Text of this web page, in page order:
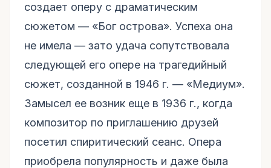
создает оперу с драматическим
сюжетом — «Бог острова». Успеха она
не имела — зато удача сопутствовала
следующей его опере на трагедийный
сюжет, созданной в 1946 г. — «Медиум».
Замысел ее возник еще в 1936 г., когда
композитор по приглашению друзей
посетил спиритический сеанс. Опера
приобрела популярность и даже была